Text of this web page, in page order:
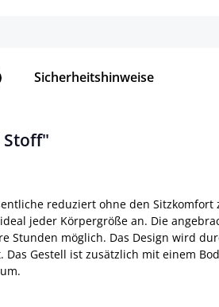
Sicherheitshinweise
reduziert ohne den
jeder Körpergröße an. Die
Stunden möglich. Das Design wird
Gestell ist zusätzlich mit einem